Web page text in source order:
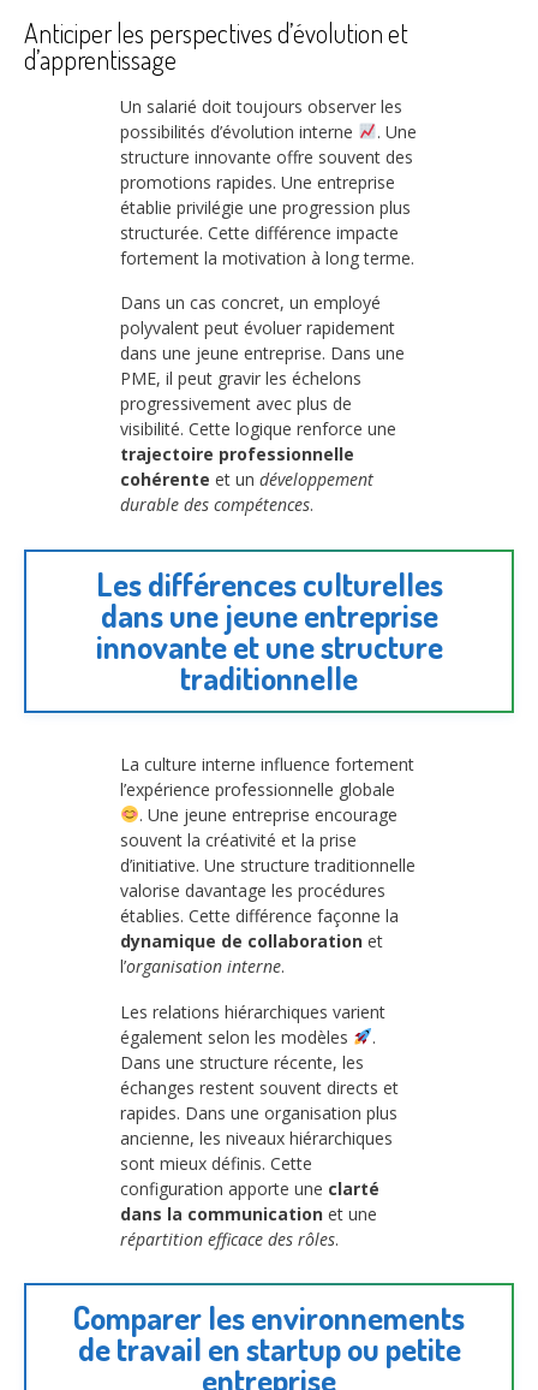
Anticiper les perspectives d’évolution et
d’apprentissage
Un salarié doit toujours observer les
possibilités d’évolution interne
. Une
structure innovante offre souvent des
promotions rapides. Une entreprise
établie privilégie une progression plus
structurée. Cette différence impacte
fortement la motivation à long terme.
Dans un cas concret, un employé
polyvalent peut évoluer rapidement
dans une jeune entreprise. Dans une
PME, il peut gravir les échelons
progressivement avec plus de
visibilité. Cette logique renforce une
trajectoire professionnelle
cohérente et un développement
durable des compétences.
Les différences culturelles
dans une jeune entreprise
innovante et une structure
traditionnelle
La culture interne influence fortement
l’expérience professionnelle globale
. Une jeune entreprise encourage
souvent la créativité et la prise
d’initiative. Une structure traditionnelle
valorise davantage les procédures
établies. Cette différence façonne la
dynamique de collaboration et
l’organisation interne.
Les relations hiérarchiques varient
également selon les modèles
.
Dans une structure récente, les
échanges restent souvent directs et
rapides. Dans une organisation plus
ancienne, les niveaux hiérarchiques
sont mieux définis. Cette
configuration apporte une clarté
dans la communication et une
répartition efficace des rôles.
Comparer les environnements
de travail en startup ou petite
entreprise